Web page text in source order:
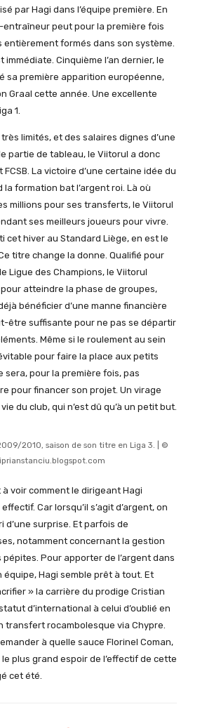
par Hagi dans l’équipe première. En
entraîneur peut pour la première fois
entièrement formés dans son système.
immédiate. Cinquième l’an dernier, le
sa première apparition européenne,
Graal cette année. Une excellente
1.
limités, et des salaires dignes d’une
partie de tableau, le Viitorul a donc
La victoire d’une certaine idée du
la formation bat l’argent roi. Là où
millions pour ses transferts, le Viitorul
ses meilleurs joueurs pour vivre.
cet hiver au Standard Liège, en est le
titre change la donne. Qualifié pour
Ligue des Champions, le Viitorul
atteindre la phase de groupes,
bénéficier d’une manne financière
être suffisante pour ne pas se départir
Même si le roulement au sein
pour faire la place aux petits
sera, pour la première fois, pas
pour financer son projet. Un virage
du club, qui n’est dû qu’à un petit but.
2010, saison de son titre en Liga 3. | ©
voir comment le dirigeant Hagi
Car lorsqu’il s’agit d’argent, on
d’une surprise. Et parfois de
notamment concernant la gestion
Pour apporter de l’argent dans
équipe, Hagi semble prêt à tout. Et
» la carrière du prodige Cristian
d’international à celui d’oublié en
transfert rocambolesque via Chypre.
à quelle sauce Florinel Coman,
plus grand espoir de l’effectif de cette
cet été.